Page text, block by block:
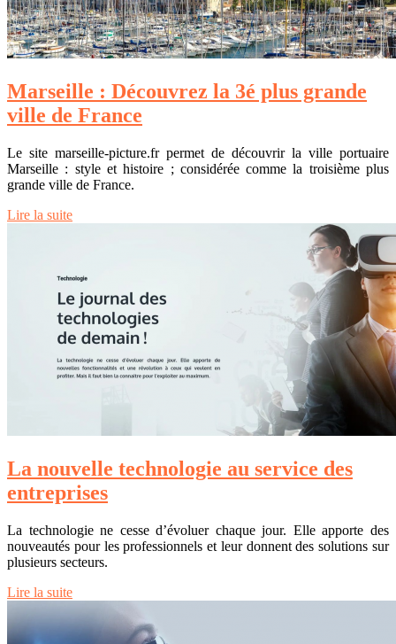
Marseille : Découvrez la 3é plus grande
ville de France
Le site marseille-picture.fr permet de découvrir la ville portuaire
Marseille : style et histoire ; considérée comme la troisième plus
grande ville de France.
Lire la suite
La nouvelle technologie au service des
entreprises
La technologie ne cesse d’évoluer chaque jour. Elle apporte des
nouveautés pour les professionnels et leur donnent des solutions sur
plusieurs secteurs.
Lire la suite